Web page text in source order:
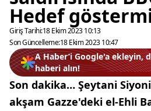
Hedef
Giriş Tarihi:18 Ekim 2023 10:13
Son Güncelleme:18 Ekim 2023 10:47
A Haber’i Google'a ekleyin,
haberi alın!
Son dakika… Şeytani
akşam Gazze'deki el-Ehli